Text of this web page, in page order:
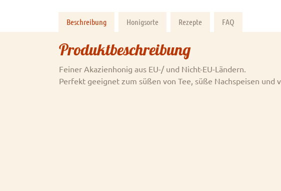
Beschreibung Honigsorte Rezepte FAQ
Produktbeschreibung
Feiner Akazienhonig aus EU-/ und Nicht-EU-Ländern.
Perfekt geeignet zum süßen von Tee, süße Nachspeisen